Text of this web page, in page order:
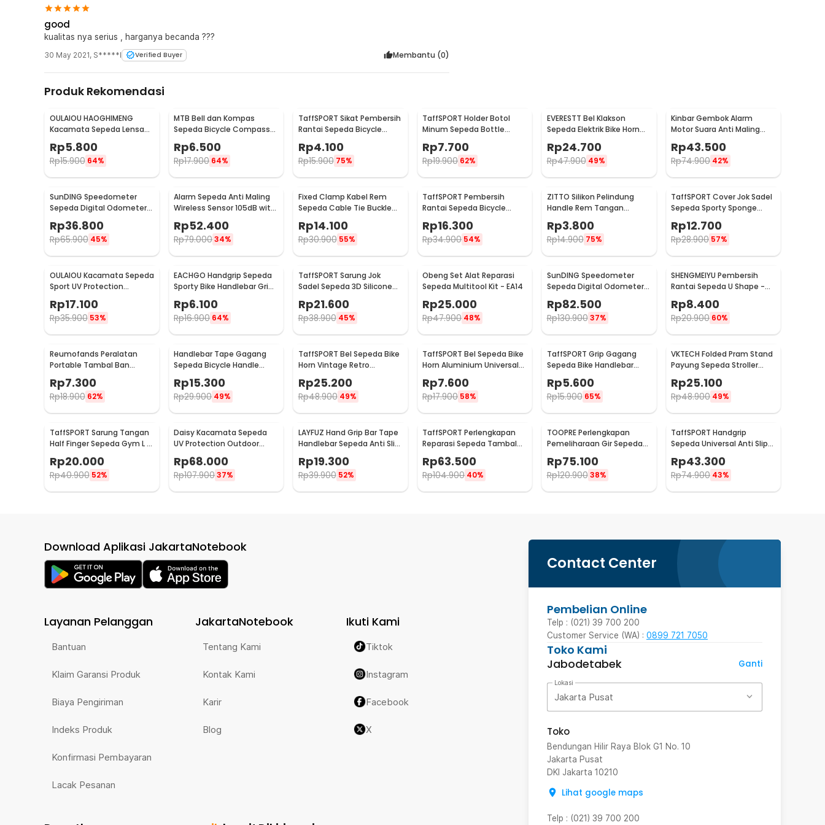
good
kualitas nya serius , harganya becanda ???
30 May 2021, S*****l Verified Buyer Membantu (0)
Produk Rekomendasi
OULAIOU HAOGHIMENG
Kacamata Sepeda Lensa
Mercury Cycling Outdoor
Sport - 3015
Rp5.800
Rp15.900 64%
MTB Bell dan Kompas
Sepeda Bicycle Compass
with Trumpet Bell
Aluminium - R2194
Rp6.500
Rp17.900 64%
TaffSPORT Sikat Pembersih
Rantai Sepeda Bicycle
Chain Cleaning Brush -
YQ012
Rp4.100
Rp15.900 75%
TaffSPORT Holder Botol
Minum Sepeda Bottle
Cage MTB Adjustable -
TMD05B
Rp7.700
Rp19.900 62%
EVERESTT Bel Klakson
Sepeda Elektrik Bike Horn
Extra Loud 95dB - SB-205
Rp24.700
Rp47.900 49%
Kinbar Gembok Alarm
Motor Suara Anti Maling
Lock Sirene 10mm - GA14
Rp43.500
Rp74.900 42%
SunDING Speedometer
Sepeda Digital Odometer
15 Function LCD Display -
SD-548B
Rp36.800
Rp65.900 45%
Alarm Sepeda Anti Maling
Wireless Sensor 105dB with
Remote Control - TE-168
Rp52.400
Rp79.00034%
Fixed Clamp Kabel Rem
Sepeda Cable Tie Buckle
Organizer 5 PCS
Rp14.100
Rp30.900 55%
TaffSPORT Pembersih
Rantai Sepeda Bicycle
Chain Cleaner Scrubber -
YHW10-258
Rp16.300
Rp34.900 54%
ZITTO Silikon Pelindung
Handle Rem Tangan
Sepeda 2 PCS - M187
Rp3.800
Rp14.900 75%
TaffSPORT Cover Jok Sadel
Sepeda Sporty Sponge
Bicycle Seat Universal -
HM847
Rp12.700
Rp28.900 57%
OULAIOU Kacamata Sepeda
Sport UV Protection
Outdoor Cycling
Sunglasses - AJ1
Rp17.100
Rp35.900 53%
EACHGO Handgrip Sepeda
Sporty Bike Handlebar Grip
Silicone 1 Pair - STD
Rp6.100
Rp16.900 64%
TaffSPORT Sarung Jok
Sadel Sepeda 3D Silicone
Gel - TP-ZT01
Rp21.600
Rp38.900 45%
Obeng Set Alat Reparasi
Sepeda Multitool Kit - EA14
Rp25.000
Rp47.900 48%
SunDING Speedometer
Sepeda Digital Odometer
Backlight LCD Waterproof -
SD-563A
Rp82.500
Rp130.900 37%
SHENGMEIYU Pembersih
Rantai Sepeda U Shape -
ZSW0052
Rp8.400
Rp20.900 60%
Reumofands Peralatan
Portable Tambal Ban
Sepeda - RM21388
Rp7.300
Rp18.900 62%
Handlebar Tape Gagang
Sepeda Bicycle Handle
Wrap 2M 30mm 2 PCS -
GH-081H
Rp15.300
Rp29.900 49%
TaffSPORT Bel Sepeda Bike
Horn Vintage Retro
Aluminium Alloy 85dB - CL-
05
Rp25.200
Rp48.900 49%
TaffSPORT Bel Sepeda Bike
Horn Aluminium Universal
Fit 85dB - CL-6
Rp7.600
Rp17.900 58%
TaffSPORT Grip Gagang
Sepeda Bike Handlebar
Spons Grip 1 Pair - GH-081H
Rp5.600
Rp15.900 65%
VKTECH Folded Pram Stand
Payung Sepeda Stroller
Kereta Bayi - LS4G
Rp25.100
Rp48.900 49%
TaffSPORT Sarung Tangan
Half Finger Sepeda Gym L -
TSTS
Rp20.000
Rp40.900 52%
Daisy Kacamata Sepeda
UV Protection Outdoor
Cycling Sunglasses - X7
Rp68.000
Rp107.90037%
LAYFUZ Hand Grip Bar Tape
Handlebar Sepeda Anti Slip
2 Roll - 70616
Rp19.300
Rp39.900 52%
TaffSPORT Perlengkapan
Reparasi Sepeda Tambal
Ban 16 in 1 - PP06S
Rp63.500
Rp104.900 40%
TOOPRE Perlengkapan
Pemeliharaan Gir Sepeda
Hydraulic Brake Bleed Kit -
2021
Rp75.100
Rp120.900 38%
TaffSPORT Handgrip
Sepeda Universal Anti Slip
Handlebar Grip - BT1001
Rp43.300
Rp74.900 43%
Contact Center
Pembelian Online
Telp : (021) 39 700 200
Customer Service (WA) : 0899 721 7050
Toko Kami
Jabodetabek
Ganti
Lokasi
Jakarta Pusat
Toko
Bendungan Hilir Raya Blok G1 No. 10
Jakarta Pusat
DKI Jakarta 10210
Lihat google maps
Telp : (021) 39 700 200
Download Aplikasi JakartaNotebook
Layanan Pelanggan
Bantuan
Klaim Garansi Produk
Biaya Pengiriman
Indeks Produk
Konfirmasi Pembayaran
Lacak Pesanan
JakartaNotebook
Tentang Kami
Kontak Kami
Karir
Blog
Ikuti Kami
Tiktok
Instagram
Facebook
X